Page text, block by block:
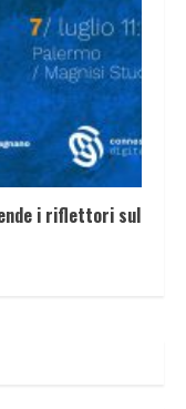
i riflettori sul